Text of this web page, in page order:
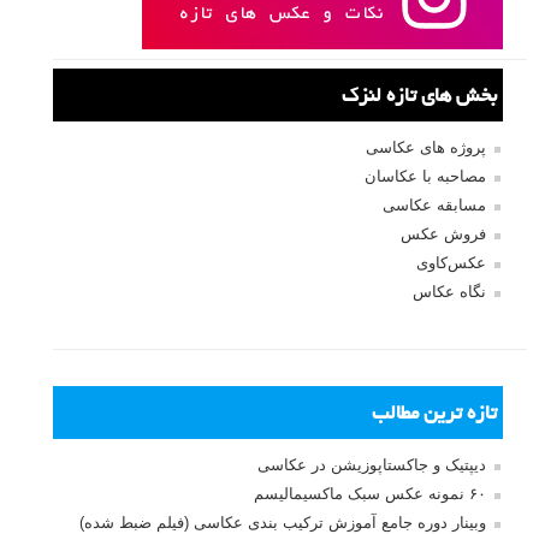
بخش های تازه لنزک
پروژه های عکاسی
مصاحبه با عکاسان
مسابقه عکاسی
فروش عکس
عکس‌کاوی
نگاه عکاس
تازه ترین مطالب
دیپتیک و جاکستا‌پوزیشن در عکاسی
۶۰ نمونه عکس سبک ماکسیمالیسم
وبینار دوره جامع آموزش ترکیب بندی عکاسی (فیلم ضبط شده)